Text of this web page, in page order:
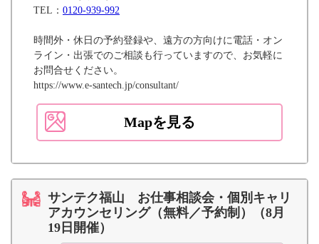
TEL： 0120-939-992
時間外・休日の予約登録や、遠方の方向けに電話・オン
ライン・出張でのご相談も行っていますので、お気軽に
お問合せください。
https://www.e-santech.jp/consultant/
Mapを見る
サンテク福山 お仕事相談会・個別キャリ
アカウンセリング（無料／予約制）（8月
19日開催）